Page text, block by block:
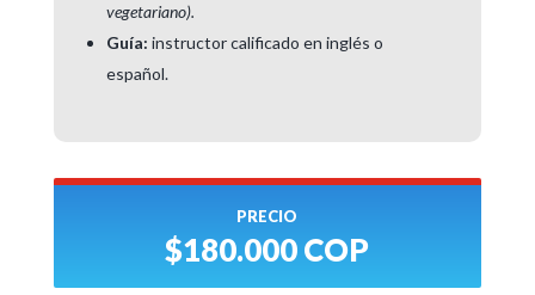
vegetariano).
Guía: instructor calificado en inglés o
español.
PRECIO
$180.000 COP